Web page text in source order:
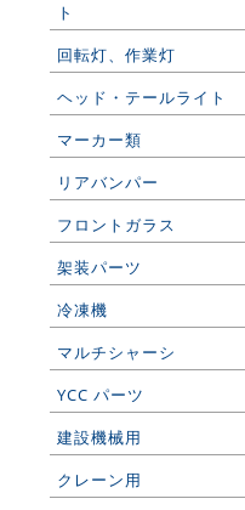
ト
回転灯、作業灯
ヘッド・テールライト
マーカー類
リアバンパー
フロントガラス
架装パーツ
冷凍機
マルチシャーシ
YCC パーツ
建設機械用
クレーン用